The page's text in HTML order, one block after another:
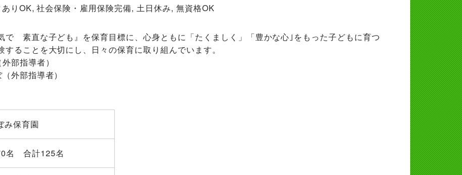
りOK, 社会保険・雇用保険完備, 土日休み, 無資格OK
で 素直な子ども』を保育目標に、心身ともに「たくましく」「豊かな心｣をもった子どもに育つ
することを大切にし、日々の保育に取り組んでいます。
部指導者）
外部指導者）
み保育園
名 合計125名